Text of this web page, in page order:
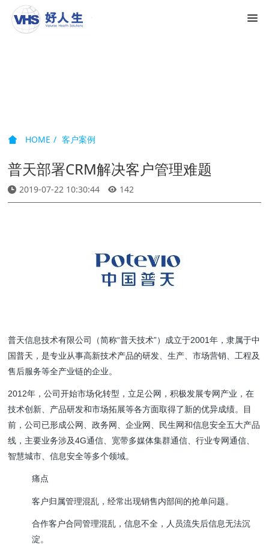
HOME 客户案例
普天部署CRM解决客户管理难题
2019-07-22 10:30:44 142
普天信息技术有限公司（简称“普天技术”）成立于2001年，隶属于中
国普天，是专业从事高新技术产品的研发、生产、市场营销、工程及
售后服务等全产业链的企业。
2012年，公司开始市场化转型，立足公网，积极发展专网产业，在
技术创新、产品研发和市场拓展等各方面取得了新的优异成绩。目
前，公司已形成公网、政务网、企业网、民生网和信息安全五大产品
线，主要业务涉及4G通信、宽带多媒体集群通信、行业专网通信、
智慧城市、信息安全等多个领域。
痛点
客户归属管理混乱，经常出现销售内部间的抢单问题。
合作客户合同管理混乱，信息不全，人员流失后信息无法沉
淀。